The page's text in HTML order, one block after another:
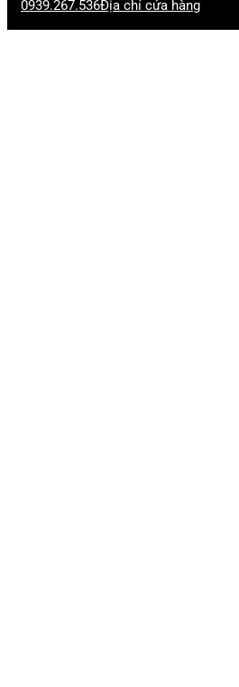
0939.267.536Địa chỉ cửa hàng